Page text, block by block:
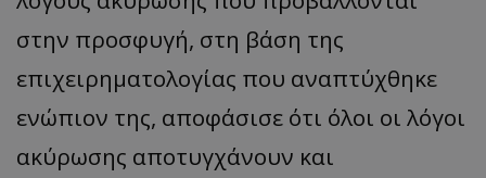
στην προσφυγή, στη βάση της
επιχειρηματολογίας που αναπτύχθηκε
ενώπιον της, αποφάσισε ότι όλοι οι λόγοι
ακύρωσης αποτυγχάνουν και